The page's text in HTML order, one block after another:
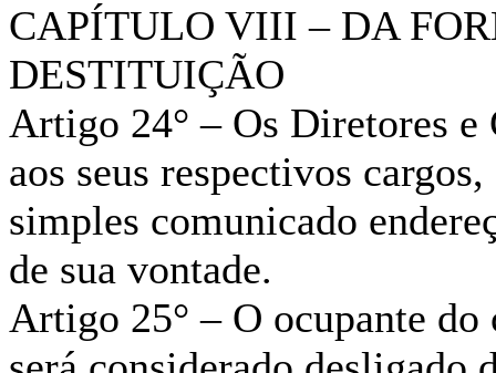
CAPÍTULO VIII – DA
DESTITUIÇÃO
Artigo 24° – Os Diretores e
aos seus respectivos
simples comunicado
de sua vontade.
Artigo 25° – O ocupante